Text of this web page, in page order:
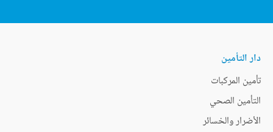
دار التأمين
تأمين المركبات
التأمين الصحي
الأضرار والخسائر